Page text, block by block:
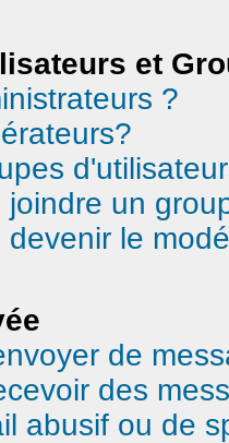
et
?
joindre un
devenir le
de
des
abusif ou de